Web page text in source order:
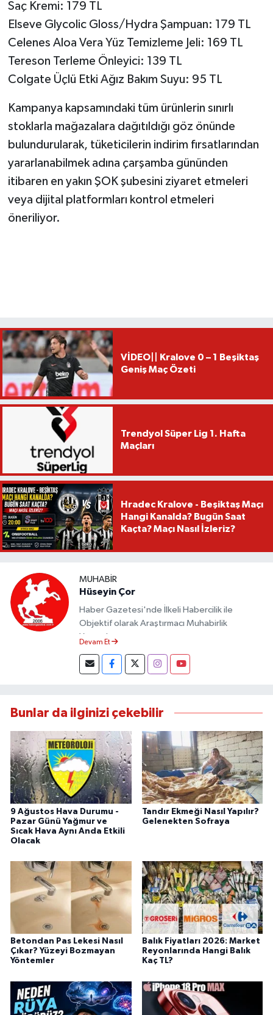
Saç Kremi: 179 TL
Elseve Glycolic Gloss/Hydra Şampuan: 179 TL
Celenes Aloa Vera Yüz Temizleme Jeli: 169 TL
Tereson Terleme Önleyici: 139 TL
Colgate Üçlü Etki Ağız Bakım Suyu: 95 TL
Kampanya kapsamındaki tüm ürünlerin sınırlı
stoklarla mağazalara dağıtıldığı göz önünde
bulundurularak, tüketicilerin indirim fırsatlarından
yararlanabilmek adına çarşamba gününden
itibaren en yakın ŞOK şubesini ziyaret etmeleri
veya dijital platformları kontrol etmeleri
öneriliyor.
VİDEO|| Kralove 0 – 1 Beşiktaş
Geniş Maç Özeti
Trendyol Süper Lig 1. Hafta
Maçları
Hradec Kralove - Beşiktaş Maçı
Hangi Kanalda? Bugün Saat
Kaçta? Maçı Nasıl İzleriz?
MUHABIR
Hüseyin Çor
Haber Gazetesi'nde İlkeli Habercilik ile
Objektif olarak Araştırmacı Muhabirlik
Yapmaktayım.
Devam Et
Bunlar da ilginizi çekebilir
9 Ağustos Hava Durumu -
Pazar Günü Yağmur ve
Sıcak Hava Aynı Anda Etkili
Olacak
Tandır Ekmeği Nasıl Yapılır?
Gelenekten Sofraya
Betondan Pas Lekesi Nasıl
Çıkar? Yüzeyi Bozmayan
Yöntemler
Balık Fiyatları 2026: Market
Reyonlarında Hangi Balık
Kaç TL?